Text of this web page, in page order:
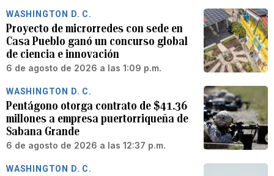
WASHINGTON D. C.
Proyecto de microrredes con sede en
Casa Pueblo ganó un concurso global
de ciencia e innovación
6 de agosto de 2026 a las 1:09 p.m.
WASHINGTON D. C.
Pentágono otorga contrato de $41.36
millones a empresa puertorriqueña de
Sabana Grande
6 de agosto de 2026 a las 12:37 p.m.
WASHINGTON D. C.